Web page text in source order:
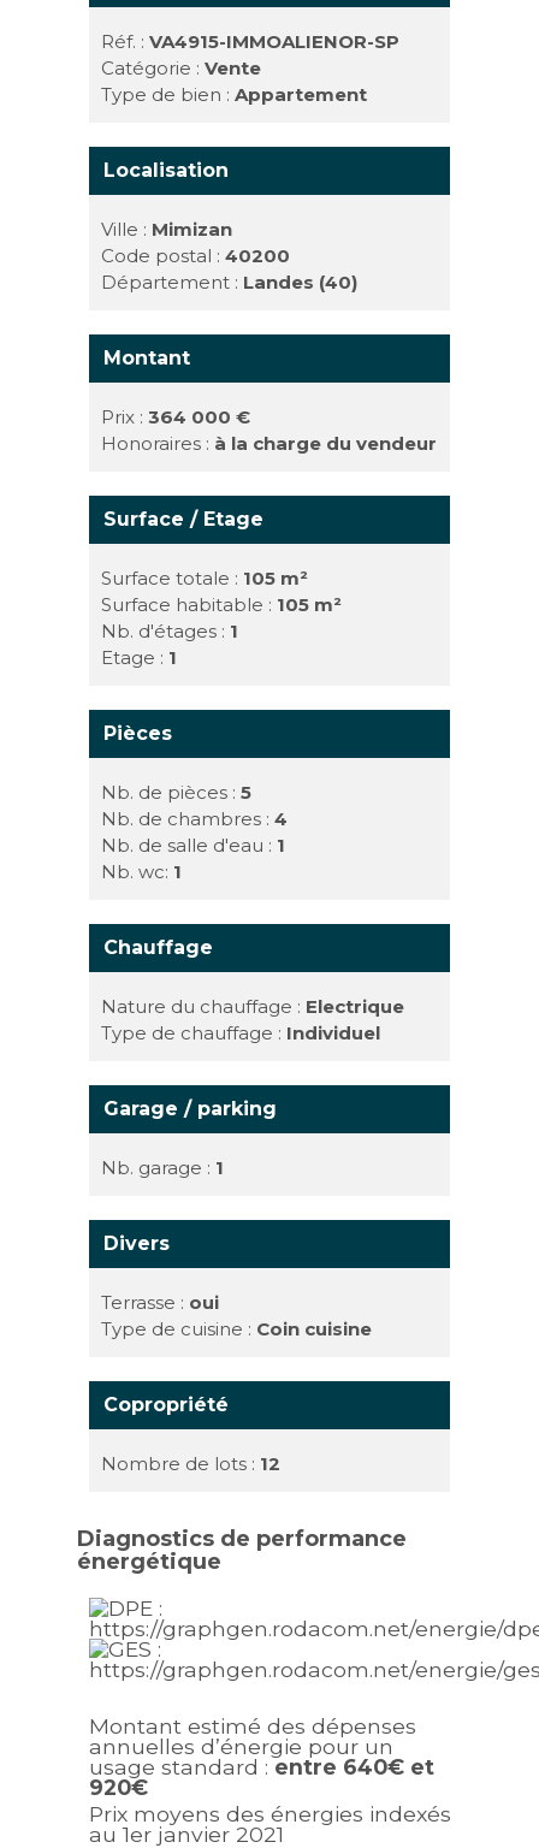
Réf. :VA4915-IMMOALIENOR-SP
Catégorie :Vente
Type de bien :Appartement
Localisation
Ville : Mimizan
Code postal :40200
Département : Landes (40)
Montant
Prix :364 000 €
Honoraires : à la charge du vendeur
Surface / Etage
Surface totale : 105 m²
Surface habitable : 105 m²
Nb. d'étages : 1
Etage : 1
Pièces
Nb. de pièces :5
Nb. de chambres :4
Nb. de salle d'eau : 1
Nb. wc: 1
Chauffage
Nature du chauffage : Electrique
Type de chauffage : Individuel
Garage / parking
Nb. garage : 1
Divers
Terrasse : oui
Type de cuisine : Coin cuisine
Copropriété
Nombre de lots : 12
Diagnostics de performance
énergétique
Montant estimé des dépenses
annuelles d’énergie pour un
usage standard : entre 640€ et
920€
Prix moyens des énergies indexés
au 1er janvier 2021